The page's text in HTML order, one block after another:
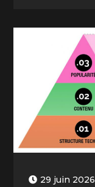
29 juin 2026